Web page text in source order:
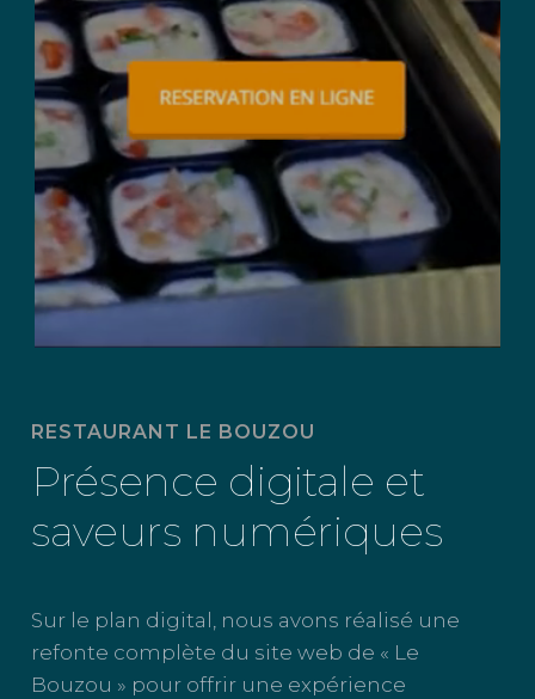
RESTAURANT LE BOUZOU
Présence digitale et
saveurs numériques
Sur le plan digital, nous avons réalisé une
refonte complète du site web de « Le
Bouzou » pour offrir une expérience